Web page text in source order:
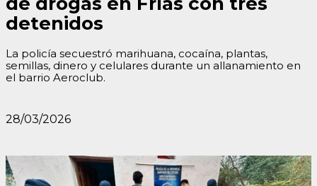
detenidos
La policía secuestró marihuana, cocaína, plantas,
semillas, dinero y celulares durante un allanamiento en
el barrio Aeroclub.
28/03/2026